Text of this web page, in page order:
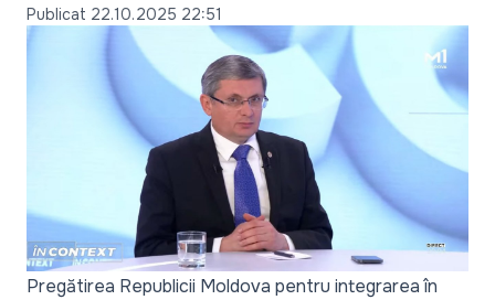
Publicat 22.10.2025 22:51
Pregătirea Republicii Moldova pentru integrarea în